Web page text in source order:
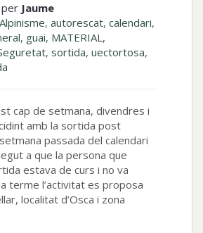
Jaume
Alpinisme, autorescat, calendari,
, guai, MATERIAL,
, sortida, uectortosa,
cap de setmana, divendres i
amb la sortida post
passada del calendari
a que la persona que
estava de curs i no va
terme l’activitat es proposa
localitat d’Osca i zona